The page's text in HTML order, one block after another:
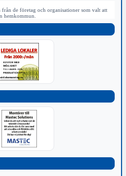
de företag och organisationer som valt att
hemkommun.